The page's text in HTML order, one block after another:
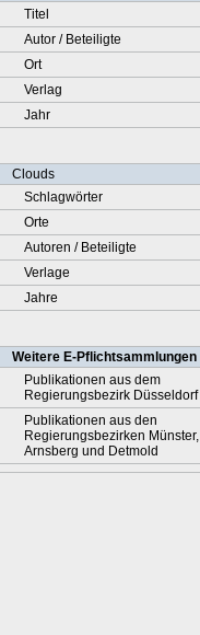
Titel
Autor / Beteiligte
Ort
Verlag
Jahr
Clouds
Schlagwörter
Orte
Autoren / Beteiligte
Verlage
Jahre
Weitere E-Pflichtsammlungen
Publikationen aus dem
Regierungsbezirk Düsseldorf
Publikationen aus den
Regierungsbezirken Münster,
Arnsberg und Detmold